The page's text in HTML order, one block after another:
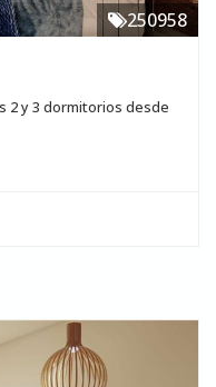
250958
2 y 3 dormitorios desde